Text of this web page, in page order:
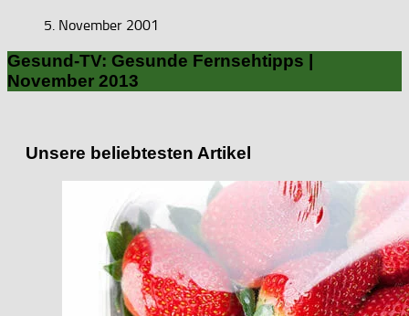
5. November 2001
Gesund-TV: Gesunde Fernsehtipps |
November 2013
Unsere beliebtesten Artikel